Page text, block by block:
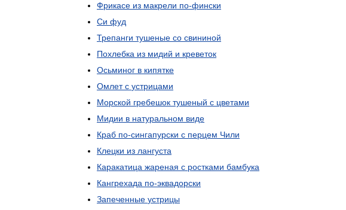
Фрикасе из макрели по-фински
Си фуд
Трепанги тушеные со свининой
Похлебка из мидий и креветок
Осьминог в кипятке
Омлет с устрицами
Морской гребешок тушеный с цветами
Мидии в натуральном виде
Краб по-сингапурски с перцем Чили
Клецки из лангуста
Каракатица жареная с ростками бамбука
Кангрехада по-эквадорски
Запеченные устрицы